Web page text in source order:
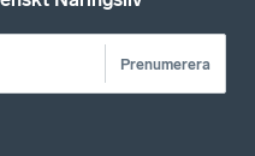
Prenumerera